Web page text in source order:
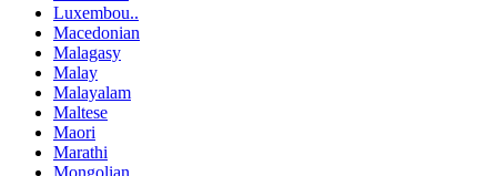
Luxembou..
Macedonian
Malagasy
Malay
Malayalam
Maltese
Maori
Marathi